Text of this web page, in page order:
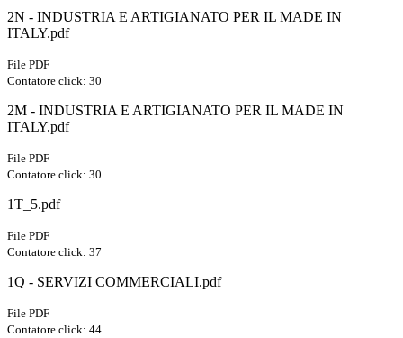
2N - INDUSTRIA E ARTIGIANATO PER IL MADE IN
ITALY.pdf
File PDF
Contatore click: 30
2M - INDUSTRIA E ARTIGIANATO PER IL MADE IN
ITALY.pdf
File PDF
Contatore click: 30
1T_5.pdf
File PDF
Contatore click: 37
1Q - SERVIZI COMMERCIALI.pdf
File PDF
Contatore click: 44